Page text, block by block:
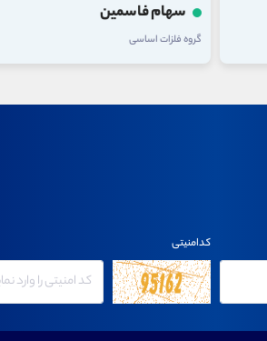
سهام شپاکسا
گروه محصولات شیمیایی
کدامنیتی